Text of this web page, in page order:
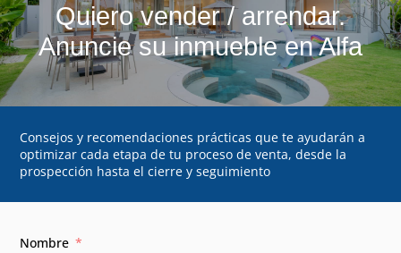
Quiero vender / arrendar.
Anuncie su inmueble en Alfa
Consejos y recomendaciones prácticas que te ayudarán a
optimizar cada etapa de tu proceso de venta, desde la
prospección hasta el cierre y seguimiento
Nombre